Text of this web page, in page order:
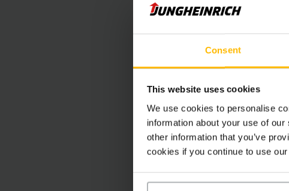
Consent
This website uses cookies
We use cookies to personalise
information about your use of
other information that you’ve
cookies if you continue to use
Puhelin
044 -